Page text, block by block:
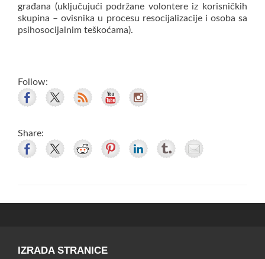
građana (uključujući podržane volontere iz korisničkih
skupina – ovisnika u procesu resocijalizacije i osoba sa
psihosocijalnim teškoćama).
Follow:
Share:
IZRADA STRANICE